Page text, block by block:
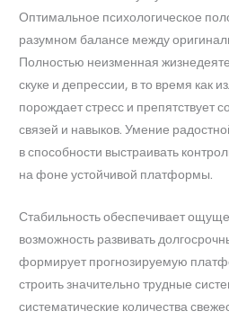
Оптимальное психологическое
разумном балансе между
Полностью неизменная
скуке и депрессии, в то время как
порождает стресс и препятствует
связей и навыков. Умение
в способности выстраивать
на фоне устойчивой платформы.
Стабильность обеспечивает
возможность развивать
формирует прогнозируемую
строить значительно трудные
систематические количества